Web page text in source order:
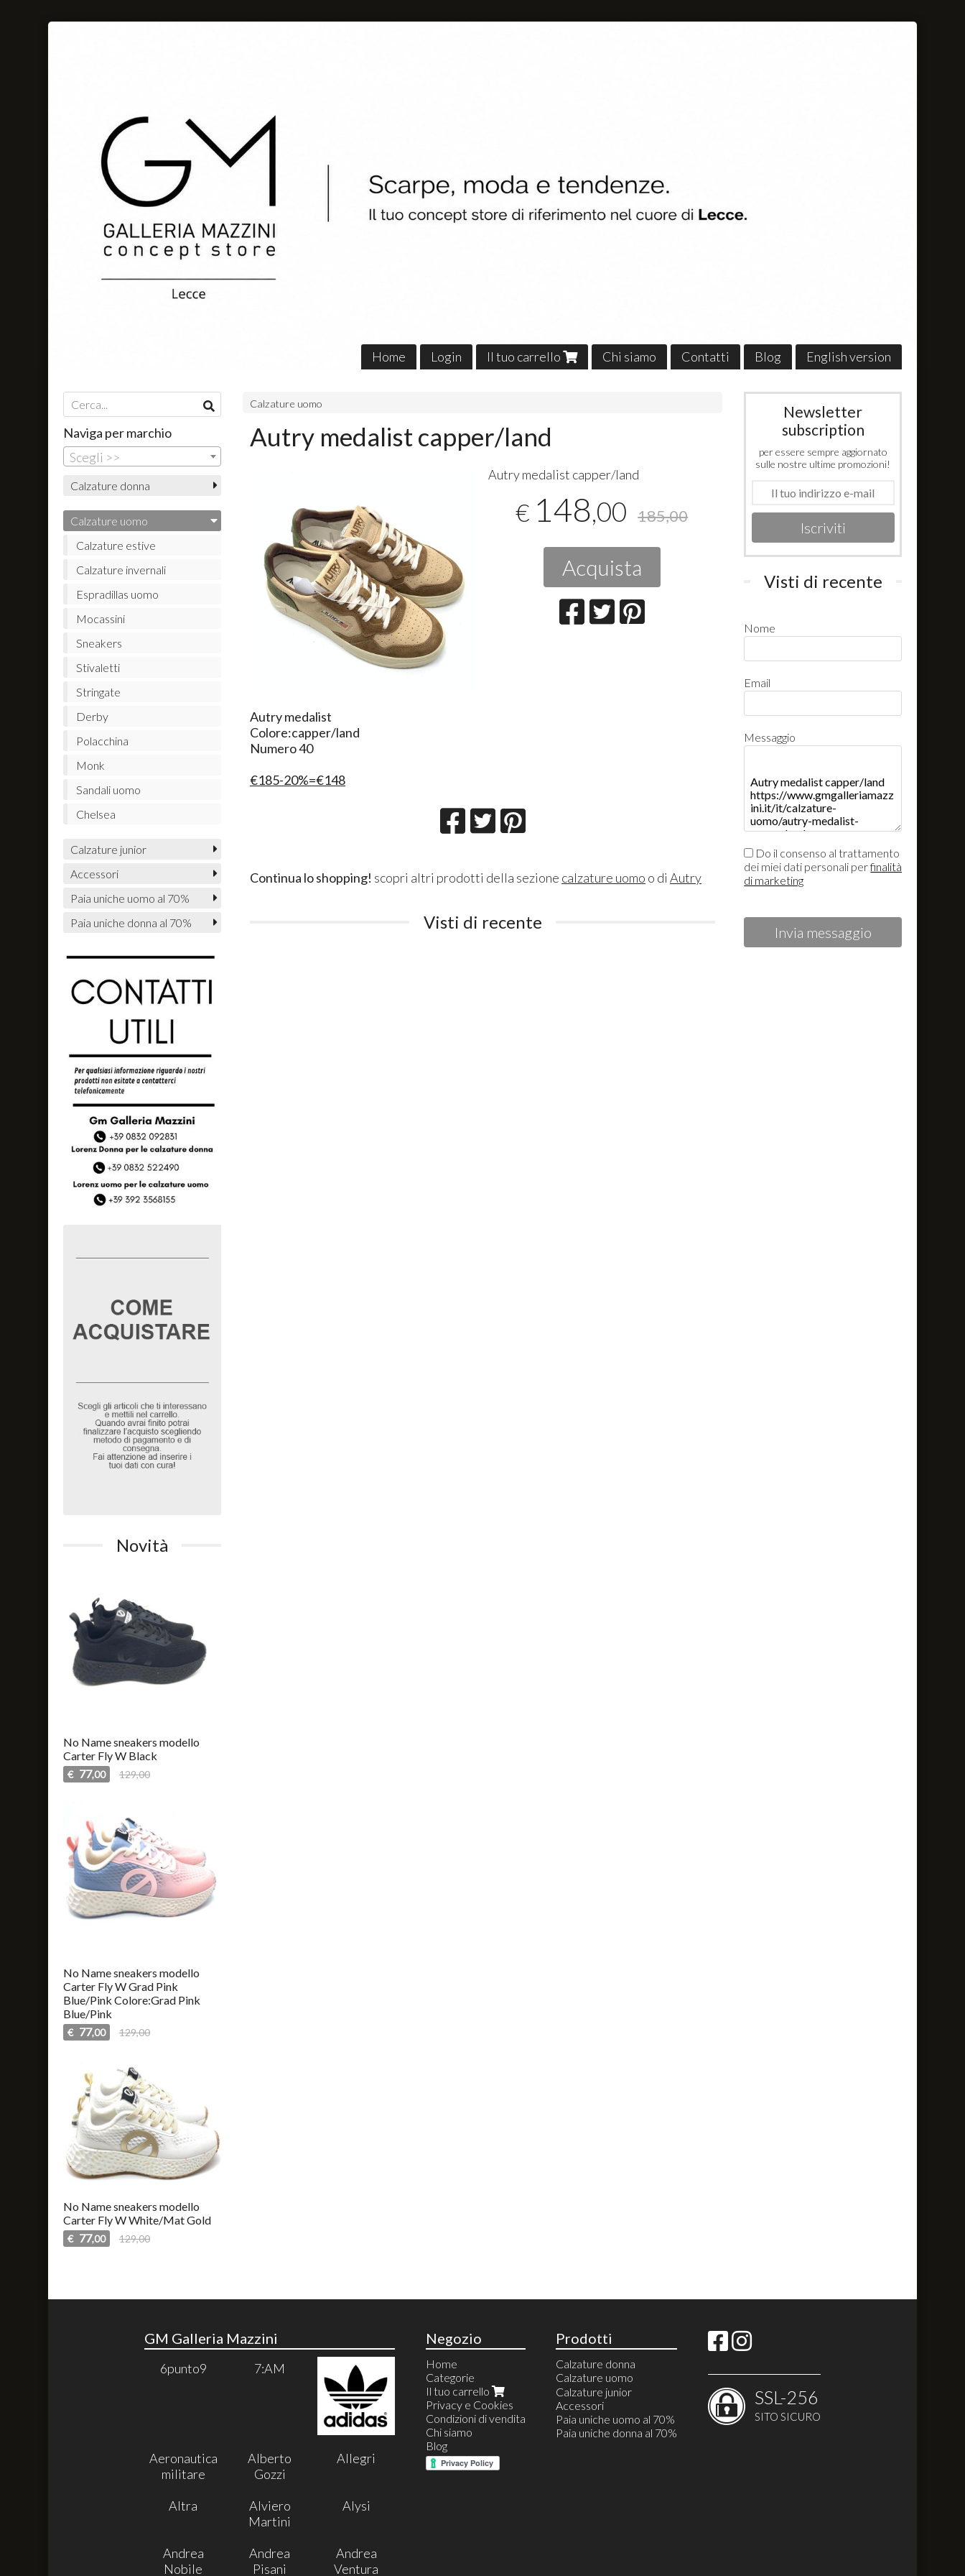
Home Login Il tuo carrello Chi siamo Contatti Blog English version
Calzature uomo
Autry medalist capper/land
​Autry medalist capper/land
€ 148,00 185,00
Acquista
​Autry medalist
Colore:capper/land
Numero 40
€185-20%=€148
Continua lo shopping! scopri altri prodotti della sezione calzature uomo o di Autry
Visti di recente
Naviga per marchio
Scegli >>
Calzature donna
Calzature uomo
Calzature estive
Calzature invernali
Espradillas uomo
Mocassini
Sneakers
Stivaletti
Stringate
Derby
Polacchina
Monk
Sandali uomo
Chelsea
Calzature junior
Accessori
Paia uniche uomo al 70%
Paia uniche donna al 70%
Novità
No Name sneakers modello
Carter Fly W Black
€ 77,00 129,00
No Name sneakers modello
Carter Fly W Grad Pink
Blue/Pink Colore:Grad Pink
Blue/Pink
€ 77,00 129,00
No Name sneakers modello
Carter Fly W White/Mat Gold
€ 77,00 129,00
Newsletter
subscription
per essere sempre aggiornato
sulle nostre ultime promozioni!
Iscriviti
Visti di recente
Nome
Email
Messaggio
Do il consenso al trattamento
dei miei dati personali perfinalità
di marketing
Invia messaggio
GM Galleria Mazzini
6punto9 7:AM
Aeronautica
militare
Alberto
Gozzi
Allegri
Altra
Alviero
Martini
Alysi
Andrea
Nobile
Andrea
Pisani
Andrea
Ventura
Negozio
Home
Categorie
Il tuo carrello
Privacy e Cookies
Condizioni di vendita
Chi siamo
Blog
Prodotti
Calzature donna
Calzature uomo
Calzature estive
Calzature invernali
Espradillas uomo
Mocassini
Calzature junior
Accessori
Paia uniche uomo al 70%
Paia uniche donna al 70%
SSL-256
SITO SICURO